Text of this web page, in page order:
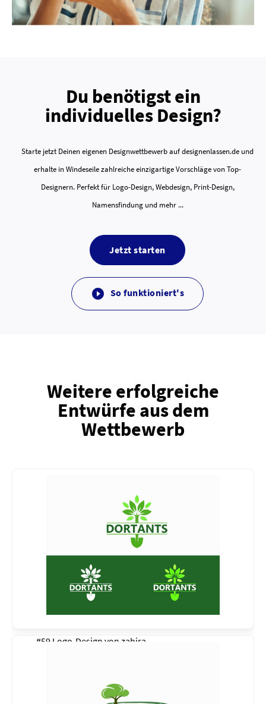
Du benötigst ein
individuelles Design?
Starte jetzt Deinen eigenen Designwettbewerb auf designenlassen.de und
erhalte in Windeseile zahlreiche einzigartige Vorschläge von Top-
Designern. Perfekt für Logo-Design, Webdesign, Print-Design,
Namensfindung und mehr ...
Jetzt starten
 So funktioniert's
Weitere erfolgreiche
Entwürfe aus dem
Wettbewerb
#59 Logo-Design von zahira